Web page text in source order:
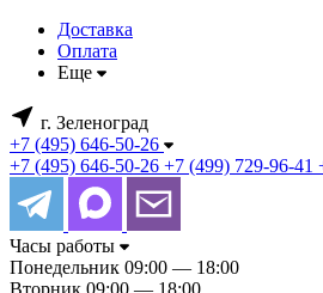
Доставка
Оплата
Еще
г. Зеленоград
+7 (495) 646-50-26
+7 (495) 646-50-26 +7 (499) 729-96-41
Часы работы
Понедельник 09:00 — 18:00
Вторник 09:00 — 18:00